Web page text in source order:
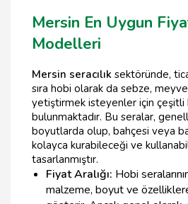
Mersin En Uygun
Modelleri
Mersin seracılık sektöründe,
sıra hobi olarak da sebze,
yetiştirmek isteyenler için
bulunmaktadır. Bu seralar,
boyutlarda olup, bahçesi veya
kolayca kurabileceği ve
tasarlanmıştır.
Fiyat Aralığı: Hobi
malzeme, boyut ve